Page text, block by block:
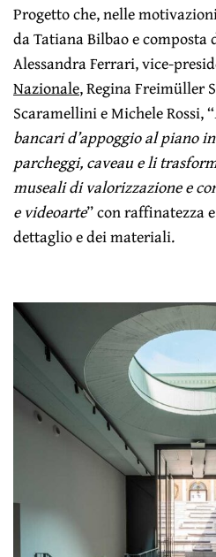
Progetto che, nelle
da Tatiana Bilbao e composta
Alessandra Ferrari, vice-
Nazionale, Regina Freimüller
Scaramellini e Michele Rossi, “
bancari d’appoggio al piano
parcheggi, caveau e li
museali di valorizzazione e
e videoarte” con raffinatezza
dettaglio e dei materiali.